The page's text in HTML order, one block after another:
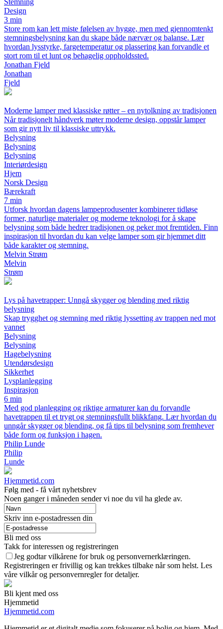
Stemning
Design
3 min
Store rom kan lett miste følelsen av hygge, men med gjennomtenkt
stemningsbelysning kan du skape både nærvær og balanse. Lær
hvordan lysstyrke, fargetemperatur og plassering kan forvandle et
stort rom til et lunt og behagelig oppholdssted.
Jonathan Fjeld
Jonathan
Fjeld
Moderne lamper med klassiske røtter – en nytolkning av tradisjonen
Når tradisjonelt håndverk møter moderne design, oppstår lamper
som gir nytt liv til klassiske uttrykk.
Belysning
Belysning
Belysning
Interiørdesign
Hjem
Norsk Design
Bærekraft
7 min
Utforsk hvordan dagens lampeprodusenter kombinerer tidløse
former, naturlige materialer og moderne teknologi for å skape
belysning som både hedrer tradisjonen og peker mot fremtiden. Finn
inspirasjon til hvordan du kan velge lamper som gir hjemmet ditt
både karakter og stemning.
Melvin Strøm
Melvin
Strøm
Lys på havetrapper: Unngå skygger og blending med riktig
belysning
Skap trygghet og stemning med riktig lyssetting av trappen ned mot
vannet
Belysning
Belysning
Hagebelysning
Utendørsdesign
Sikkerhet
Lysplanlegging
Inspirasjon
6 min
Med god planlegging og riktige armaturer kan du forvandle
havetrappen til et trygt og stemningsfullt blikkfang. Lær hvordan du
unngår skygger og blending, og få tips til belysning som fremhever
både form og funksjon i hagen.
Philip Lunde
Philip
Lunde
Hjemmetid.com
Følg med - få vårt nyhetsbrev
Noen ganger i måneden sender vi noe du vil ha glede av.
Skriv inn e-postadressen din
Bli med oss
Takk for interessen og registreringen
Jeg godtar vilkårene for bruk og personvernerklæringen.
Registreringen er frivillig og kan trekkes tilbake når som helst. Les
våre vilkår og personvernregler for detaljer.
Bli kjent med oss
Hjemmetid
Hjemmetid.com